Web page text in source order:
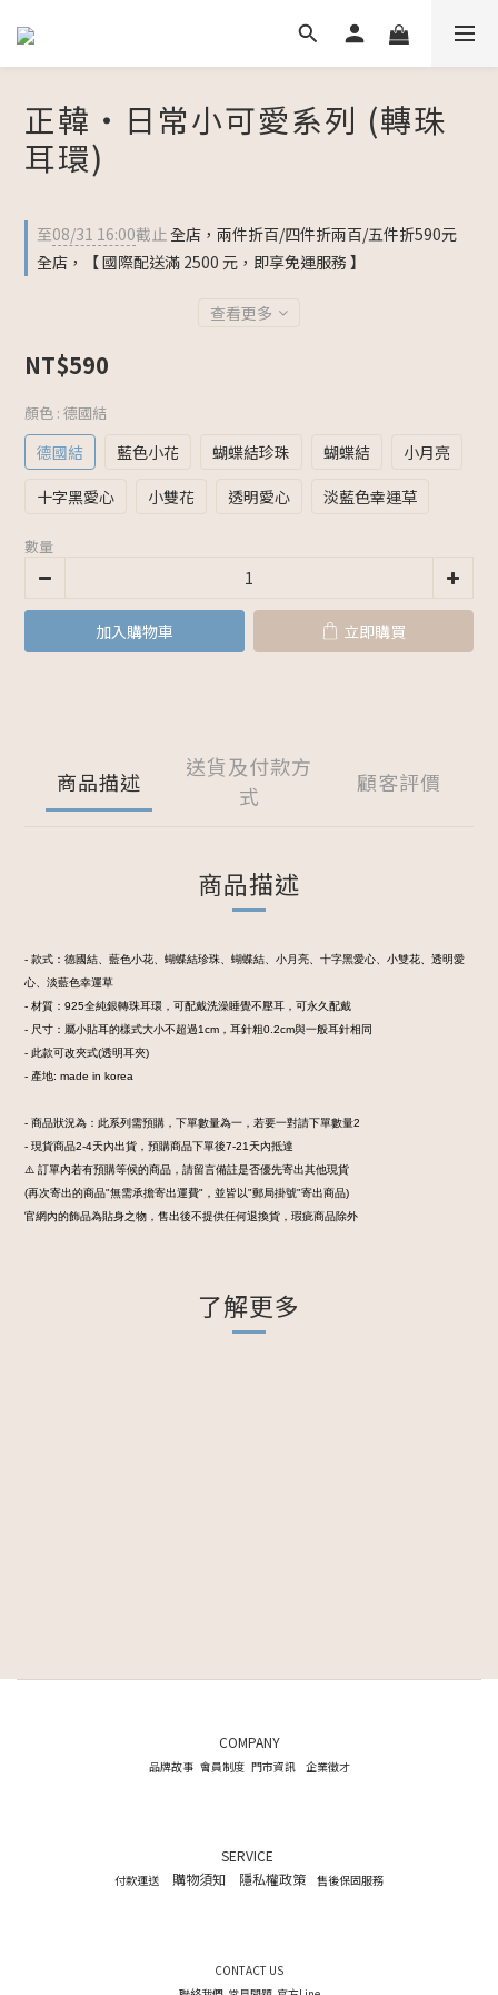
正韓・日常小可愛系列 (轉珠
耳環)
至08/31 16:00截止全店，兩件折百/四件折兩百/五件折590元
全店，【 國際配送滿 2500 元，即享免運服務 】
查看更多
NT$590
顏色 : 德國結
德國結 藍色小花 蝴蝶結珍珠 蝴蝶結
小月亮
十字黑愛心
小雙花 透明愛心 淡藍色幸運草
數量
加入購物車 立即購買
商品描述
送貨及付款方
式
顧客評價
商品描述
- 款式：德國結、藍色小花、蝴蝶結珍珠、蝴蝶結、小月亮、十字黑愛心、小雙花、透明愛
心、淡藍色幸運草
- 材質：925全純銀轉珠耳環，可配戴洗澡睡覺不壓耳，可永久配戴
- 尺寸：屬小貼耳的樣式大小不超過1cm，耳針粗0.2cm與一般耳針相同
- 此款可改夾式(透明耳夾)
- 產地: made in korea
- 商品狀況為：此系列需預購，下單數量為一，若要一對請下單數量2
- 現貨商品2-4天內出貨，預購商品下單後7-21天內抵達
⚠️ 訂單內若有預購等候的商品，請留言備註是否優先寄出其他現貨
(再次寄出的商品"無需承擔寄出運費"，並皆以"郵局掛號"寄出商品)
官網內的飾品為貼身之物，售出後不提供任何退換貨，瑕疵商品除外
了解更多
COMPANY
品牌故事 會員制度 門市資訊 企業徵才
SERVICE
付款運送 購物須知 隱私權政策 售後保固服務
CONTACT US